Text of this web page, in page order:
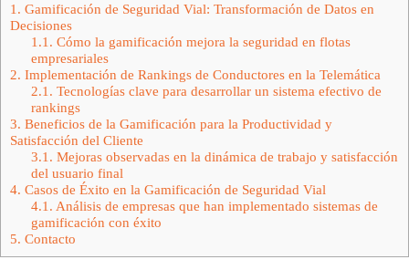
1. Gamificación de Seguridad Vial: Transformación de Datos en
Decisiones
1.1. Cómo la gamificación mejora la seguridad en flotas
empresariales
2. Implementación de Rankings de Conductores en la Telemática
2.1. Tecnologías clave para desarrollar un sistema efectivo de
rankings
3. Beneficios de la Gamificación para la Productividad y
Satisfacción del Cliente
3.1. Mejoras observadas en la dinámica de trabajo y satisfacción
del usuario final
4. Casos de Éxito en la Gamificación de Seguridad Vial
4.1. Análisis de empresas que han implementado sistemas de
gamificación con éxito
5. Contacto